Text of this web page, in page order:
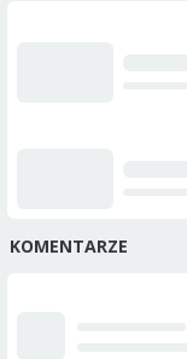
KOMENTARZE